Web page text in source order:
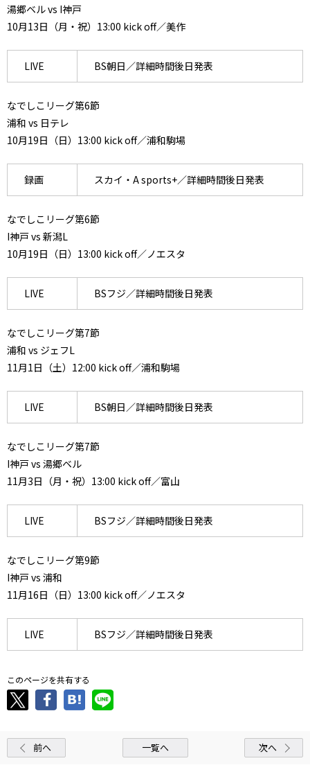
湯郷ベル vs I神戸
10月13日（月・祝）13:00 kick off／美作
LIVE BS朝日／詳細時間後日発表
なでしこリーグ第6節
浦和 vs 日テレ
10月19日（日）13:00 kick off／浦和駒場
録画 スカイ・A sports+／詳細時間後日発表
なでしこリーグ第6節
I神戸 vs 新潟L
10月19日（日）13:00 kick off／ノエスタ
LIVE BSフジ／詳細時間後日発表
なでしこリーグ第7節
浦和 vs ジェフL
11月1日（土）12:00 kick off／浦和駒場
LIVE BS朝日／詳細時間後日発表
なでしこリーグ第7節
I神戸 vs 湯郷ベル
11月3日（月・祝）13:00 kick off／富山
LIVE BSフジ／詳細時間後日発表
なでしこリーグ第9節
I神戸 vs 浦和
11月16日（日）13:00 kick off／ノエスタ
LIVE BSフジ／詳細時間後日発表
このページを共有する
前へ 一覧へ 次へ